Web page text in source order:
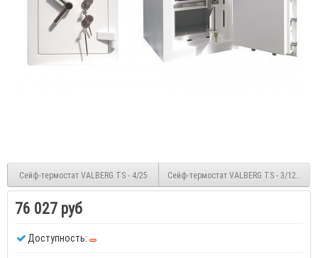
Сейф-термостат VALBERG TS - 4/25 Сейф-термостат VALBERG TS - 3/12 мод.
76 027 руб
Доступность: